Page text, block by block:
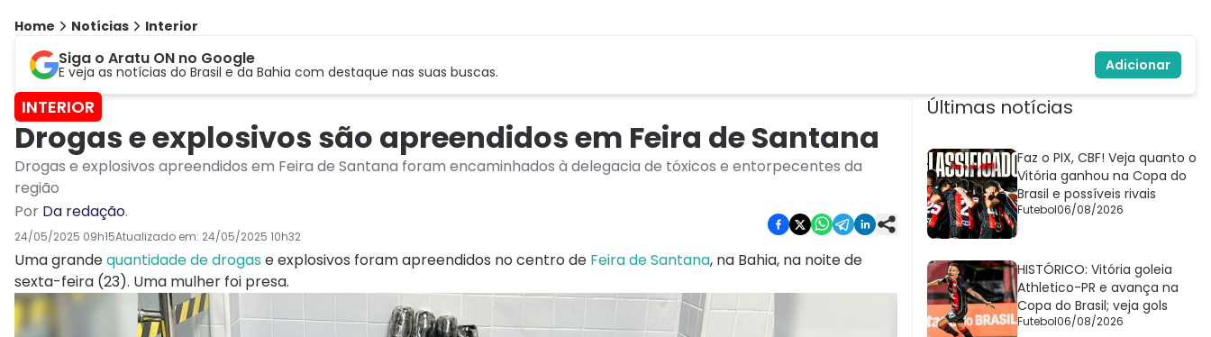
Home Notícias Interior
Siga o Aratu ON no Google
E veja as notícias do Brasil e da Bahia com destaque nas suas buscas. Adicionar
INTERIOR
Drogas e explosivos são apreendidos em Feira de Santana
Drogas e explosivos apreendidos em Feira de Santana foram encaminhados à delegacia de tóxicos e entorpecentes da
região
Por Da redação.
24/05/2025 09h15Atualizado em: 24/05/2025 10h32
Uma grandequantidade dedrogase explosivos foram apreendidos no centro de Feira de Santana, na Bahia, na noite de
sexta-feira (23). Uma mulher foi presa.
Últimas notícias
Faz o PIX, CBF! Veja quanto o
Vitória ganhou na Copa do
Brasil e possíveis rivais
Futebol06/08/2026
HISTÓRICO: Vitória goleia
Athletico-PR e avança na
Copa do Brasil; veja gols
Futebol06/08/2026